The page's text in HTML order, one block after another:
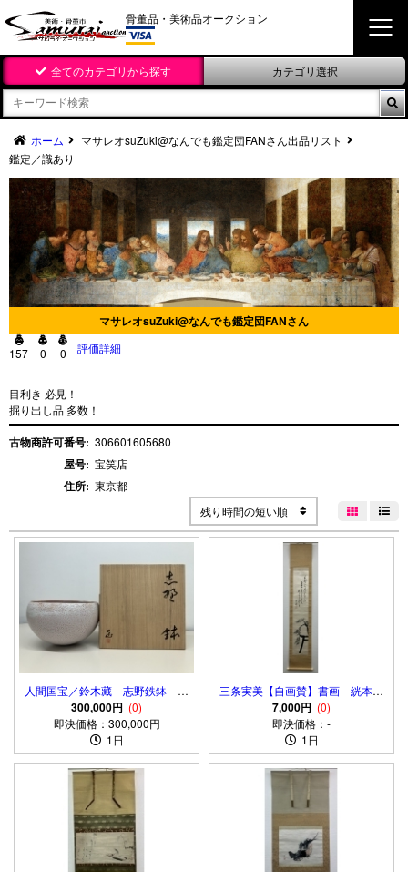
骨董品・美術品オークション
全てのカテゴリから探す カテゴリ選択

ホーム
マサレオsuZuki@なんでも鑑定団FANさん出品リスト
鑑定／識あり
マサレオsuZuki@なんでも鑑定団FANさん

157

0

0 評価詳細
目利き 必見！
掘り出し品 多数！
古物商許可番号: 306601605680
屋号: 宝笑店
住所: 東京都
残り時間の短い順
 
人間国宝／鈴木藏 志野鉄鉢 第
21回日本伝統工芸展（昭和49
年）出品作
300,000円 (0)
即決価格：300,000円
1日
三条実美【自画賛】書画 絖本
掛軸 識箱 2重箱 Sanetomi
Sanjyo Kakejiku Hanging
scroll
7,000円 (0)
即決価格：-
1日